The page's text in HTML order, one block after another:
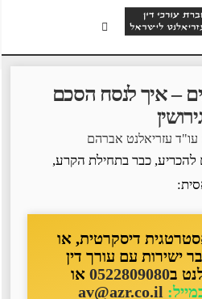
– איך לנסח הסכם
עזריאלנט אברהם
להכריע, כבר בתחילת הקרע,
דיסקרטית, או
ישירות עם עורך דין
ב0522809080או
av@azr.co.il